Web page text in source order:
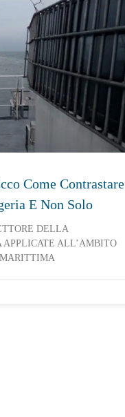
Come Contrastare
E Non Solo
DELLA
ALL’AMBITO